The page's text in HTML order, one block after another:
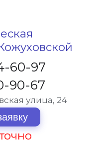
60-97
90-67
улица, 24